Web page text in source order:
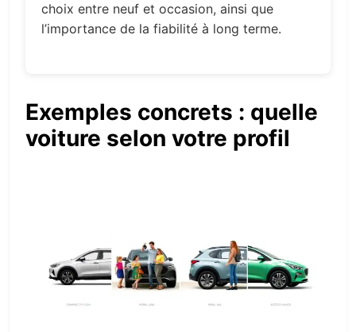
choix entre neuf et occasion, ainsi que
l’importance de la fiabilité à long terme.
Exemples concrets : quelle
voiture selon votre profil